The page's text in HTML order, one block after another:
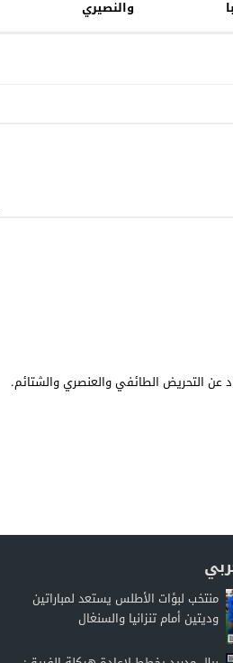
والنصيري
عن التحريض الطائفي والعنصري والشتائم.
منتخب لبؤات الأطلس يستعد لمباراتين
وديتين أمام تنزانيا والسنغال